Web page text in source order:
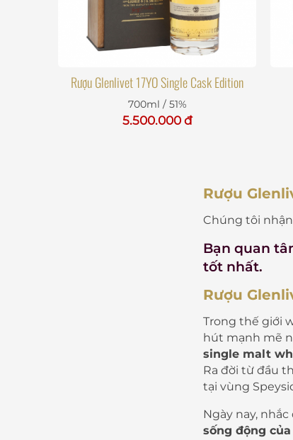
Rượu Glenlivet 17YO Single Cask Edition
700ml / 51%
5.500.000 đ
Rượu
Chúng tôi nhận
Bạn quan
tốt nhất.
Rượu
Trong thế giới
hút mạnh mẽ
single malt
Ra đời từ đầu
tại vùng
Ngày nay,
sống động